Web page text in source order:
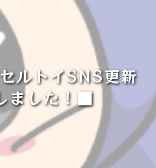
ルトイSNS更新
ました！■